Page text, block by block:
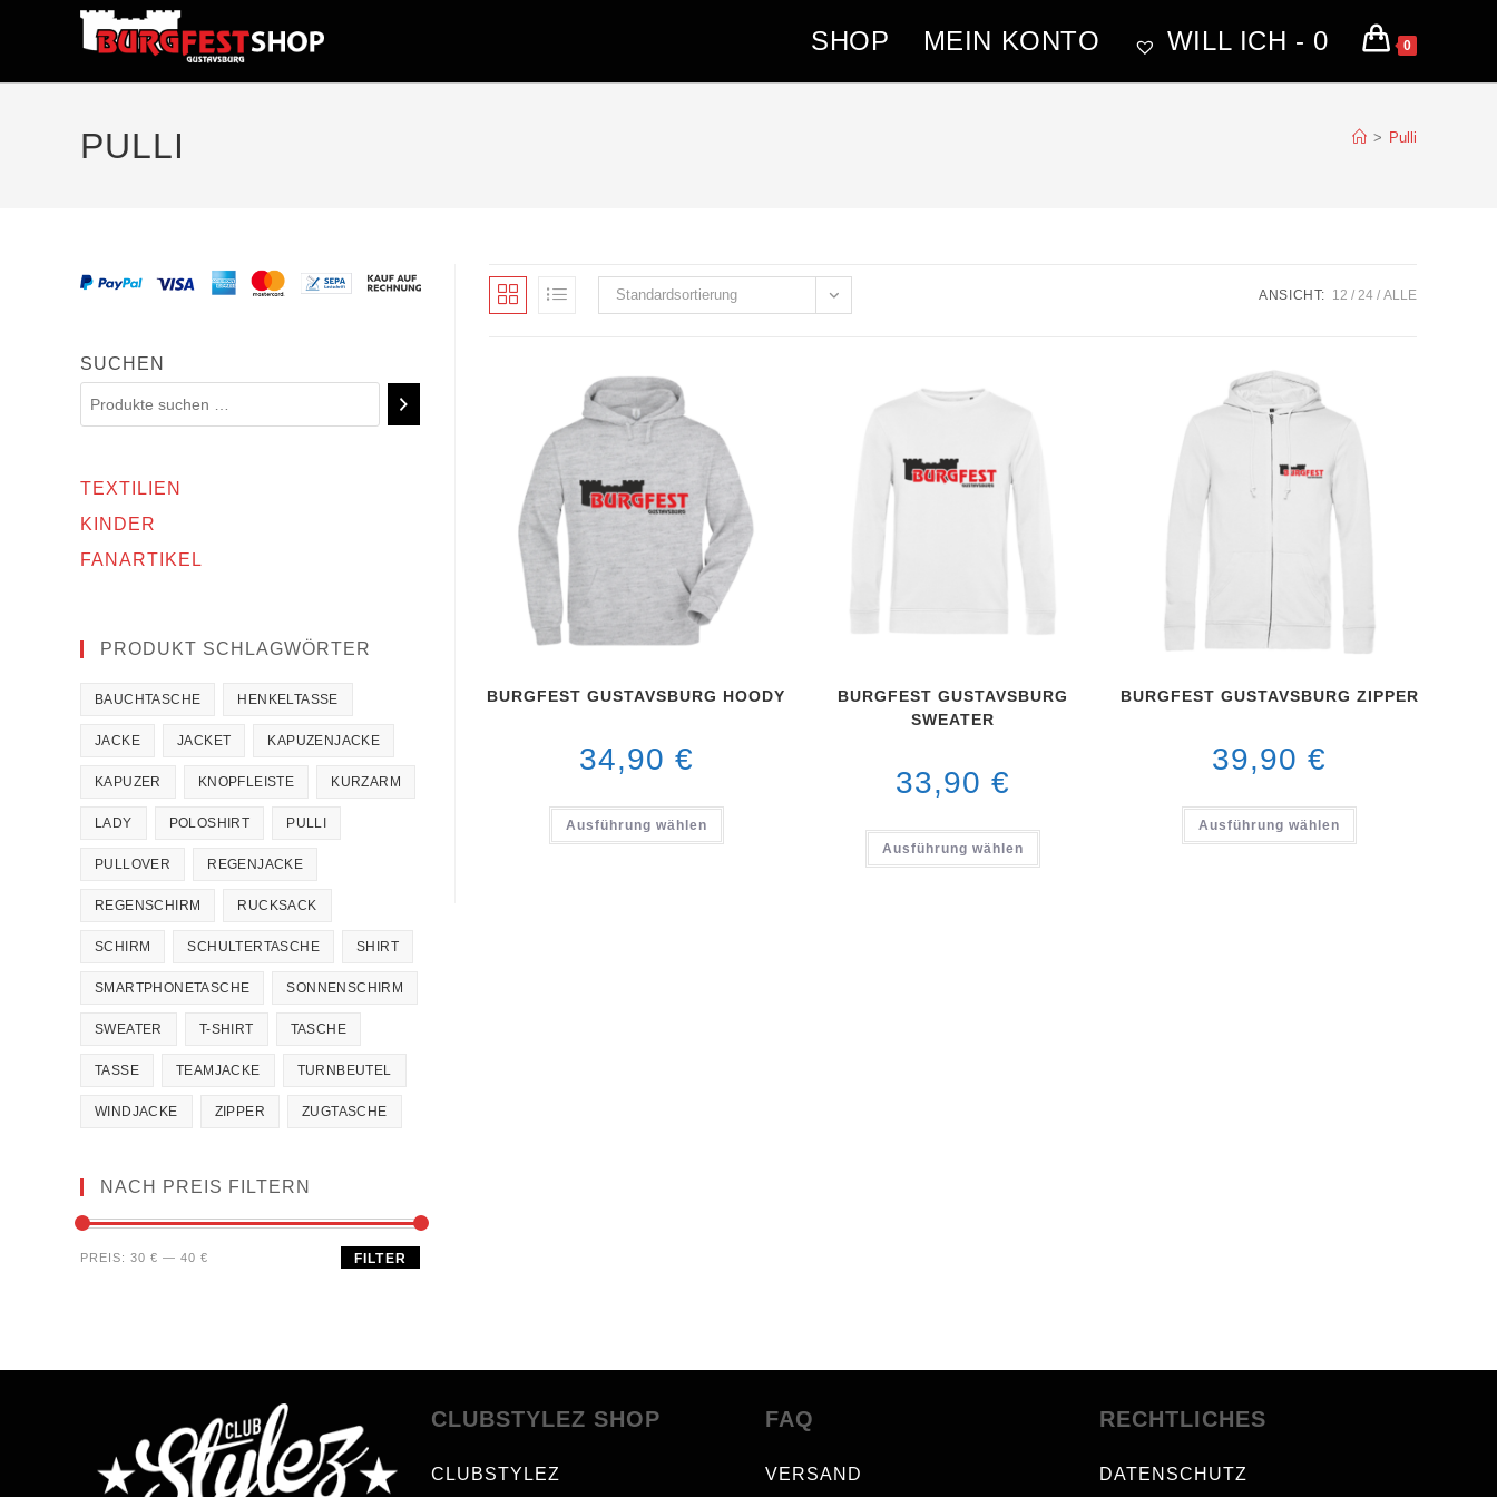
SHOP MEIN KONTO WILL ICH - 0 0
PULLI > Pulli
Standardsortierung ANSICHT: 12 24 ALLE
BURGFEST GUSTAVSBURG HOODY
34,90 €
Ausführung wählen
BURGFEST GUSTAVSBURG
SWEATER
33,90 €
Ausführung wählen
BURGFEST GUSTAVSBURG ZIPPER
39,90€
Ausführung wählen
SUCHEN
TEXTILIEN
KINDER
FANARTIKEL
PRODUKT SCHLAGWÖRTER
BAUCHTASCHE HENKELTASSE
JACKE JACKET KAPUZENJACKE
KAPUZER KNOPFLEISTE KURZARM
LADY POLOSHIRT PULLI
PULLOVER REGENJACKE
REGENSCHIRM RUCKSACK
SCHIRM SCHULTERTASCHE SHIRT
SMARTPHONETASCHE SONNENSCHIRM
SWEATER T-SHIRT TASCHE
TASSE TEAMJACKE TURNBEUTEL
WINDJACKE ZIPPER ZUGTASCHE
NACH PREIS FILTERN
FILTER
PREIS: 30 € — 40 €
CLUBSTYLEZ SHOP
CLUBSTYLEZ
FAQ
VERSAND
RECHTLICHES
DATENSCHUTZ